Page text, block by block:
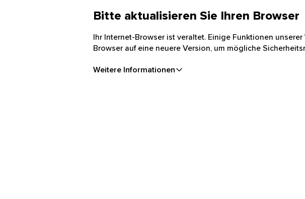
Bitte aktualisieren Sie Ihren Browser
Ihr Internet-Browser ist veraltet. Einige Funktionen
Browser auf eine neuere Version, um mögliche
Weitere Informationen